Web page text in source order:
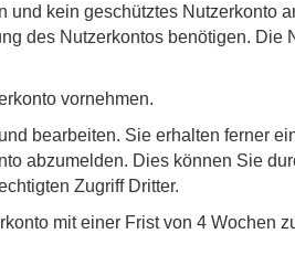
kein geschütztes Nutzerkonto
des Nutzerkontos benötigen. Die
vornehmen.
bearbeiten. Sie erhalten ferner
abzumelden. Dies können Sie
Zugriff Dritter.
mit einer Frist von 4 Wochen